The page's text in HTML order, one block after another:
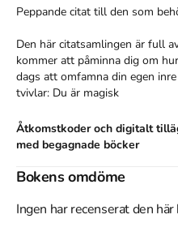
Peppande citat till den som
Den här citatsamlingen är full
kommer att påminna dig om
dags att omfamna din egen
tvivlar: Du är magisk
Åtkomstkoder och digitalt
med begagnade böcker
Mer om Du är magisk
Bokens omdöme
Ingen har recenserat den här